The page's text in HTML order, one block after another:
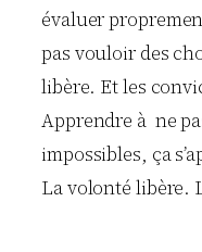
évaluer
pas vouloir des
libère. Et les
Apprendre à ne
impossibles, ça
La volonté libère.